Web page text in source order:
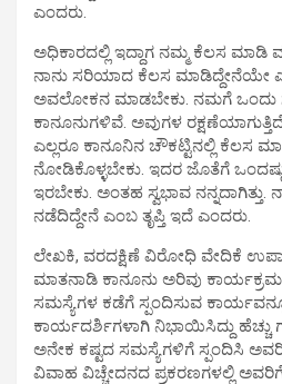
ಎಂದರು.
ಅಧಿಕಾರದಲ್ಲಿ ಇದ್ದಾಗ ನಮ್ಮ ಕೆಲಸ ಮಾಡಿ
ನಾನು ಸರಿಯಾದ ಕೆಲಸ ಮಾಡಿದ್ದೇನೆಯೇ
ಅವಲೋಕನ ಮಾಡಬೇಕು. ನಮಗೆ ಒಂದು
ಕಾನೂನುಗಳಿವೆ. ಅವುಗಳ
ಎಲ್ಲರೂ ಕಾನೂನಿನ ಚೌಕಟ್ಟಿನಲ್ಲಿ ಕೆಲಸ
ನೋಡಿಕೊಳ್ಳಬೇಕು. ಇದರ ಜೊತೆಗೆ
ಇರಬೇಕು. ಅಂತಹ ಸ್ವಭಾವ
ನಡೆದಿದ್ದೇನೆ ಎಂಬ ತೃಪ್ತಿ ಇದೆ ಎಂದರು.
ಲೇಖಕಿ, ವರದಕ್ಷಿಣೆ ವಿರೋಧಿ ವೇದಿಕೆ
ಮಾತನಾಡಿ ಕಾನೂನು ಅರಿವು
ಸಮಸ್ಯೆಗಳ ಕಡೆಗೆ ಸ್ಪಂದಿಸುವ
ಕಾರ್ಯದರ್ಶಿಗಳಾಗಿ ನಿಭಾಯಿಸಿದ್ದು
ಅನೇಕ ಕಷ್ಟದ ಸಮಸ್ಯೆಗಳಿಗೆ ಸ್ಪಂದಿಸಿ
ವಿವಾಹ ವಿಚ್ಚೇದನದ ಪ್ರಕರಣಗಳಲ್ಲಿ